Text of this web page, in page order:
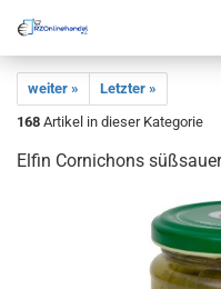
weiter »
Letzter »
168 Artikel in dieser Kategorie
Elfin Cornichons